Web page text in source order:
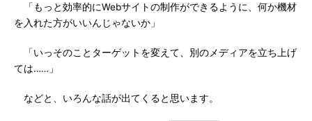
「もっと効率的にWebサイトの制作ができるように、何か機材
を入れた方がいいんじゃないか」
「いっそのことターゲットを変えて、別のメディアを立ち上げ
ては……」
などと、いろんな話が出てくると思います。